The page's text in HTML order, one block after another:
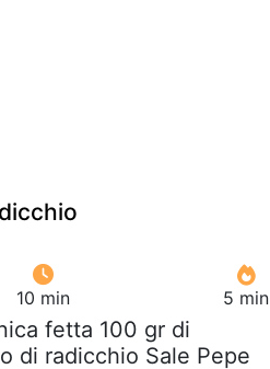
10 min 5 min
fetta 100 gr di
di radicchio Sale Pepe